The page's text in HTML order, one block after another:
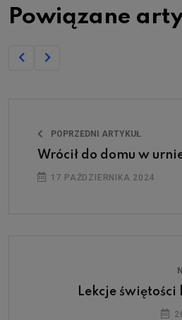
Powiązane
POPRZEDNI ARTYKUŁ
Wrócił do domu w
17 PAŹDZIERNIKA 2024
Lekcje świętości